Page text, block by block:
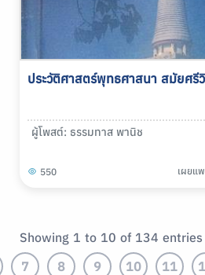
ประวัติศาสตร์พุทธศาสนา สมัยศรี
ผู้โพสต์: ธรรมทาส พานิช
550 เผยแ
Showing 1 to 10 of 134 entries
7
8 9 10 11